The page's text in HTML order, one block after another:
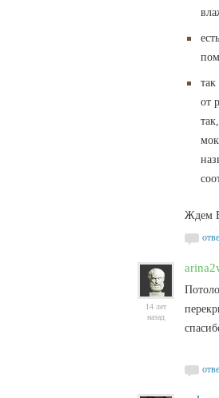
от
Ждем
14 лет
назад